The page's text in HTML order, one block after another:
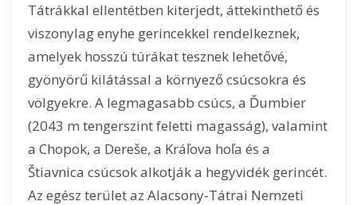
Tátrákkal ellentétben kiterjedt, áttekinthető és
viszonylag enyhe gerincekkel rendelkeznek,
amelyek hosszú túrákat tesznek lehetővé,
gyönyörű kilátással a környező csúcsokra és
völgyekre. A legmagasabb csúcs, a Ďumbier
(2043 m tengerszint feletti magasság), valamint
a Chopok, a Dereše, a Kráľova hoľa és a
Štiavnica csúcsok alkotják a hegyvidék gerincét.
Az egész terület az Alacsony-Tátrai Nemzeti